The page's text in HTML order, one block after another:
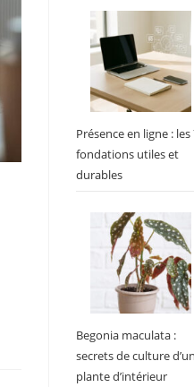
Présence en ligne : les
fondations utiles et
durables
Begonia maculata :
secrets de culture
plante d’intérieur